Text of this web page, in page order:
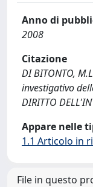
Anno di
2008
Citazione
DI BITONTO,
investigativo
DIRITTO
Appare nelle
1.1 Articolo in
File in questo